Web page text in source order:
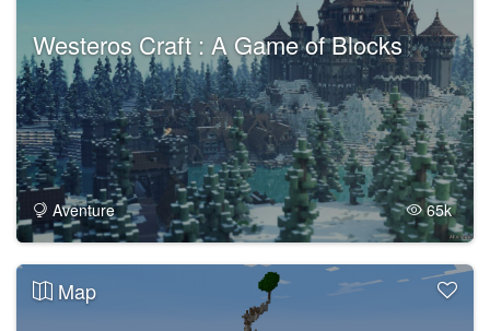
Westeros Craft : A Game of Blocks
Aventure 65k
Map